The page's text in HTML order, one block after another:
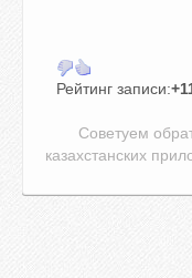
Рейтинг записи:
Советуем
казахстанских